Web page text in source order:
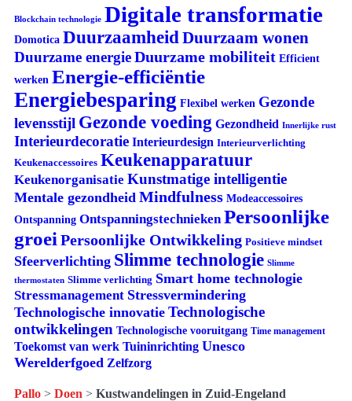
Blockchain technologie Digitale transformatie
Domotica Duurzaamheid Duurzaam wonen
Duurzame energieDuurzame mobiliteit Efficient
werken Energie-efficiëntie
Energiebesparing Flexibel werken Gezonde
levensstijl Gezonde voeding Gezondheid Innerlijke rust
Interieurdecoratie Interieurdesign Interieurverlichting
Keukenaccessoires Keukenapparatuur
Keukenorganisatie Kunstmatige intelligentie
Mentale gezondheid Mindfulness Modeaccessoires
Ontspanning Ontspanningstechnieken Persoonlijke
groei Persoonlijke Ontwikkeling Positieve mindset
Sfeerverlichting Slimme technologie Slimme
thermostaten Slimme verlichting Smart home technologie
Stressmanagement Stressvermindering
Technologische innovatie Technologische
ontwikkelingen Technologische vooruitgang Time management
Toekomst van werk Tuininrichting Unesco
Werelderfgoed Zelfzorg
Pallo > Doen > Kustwandelingen in Zuid-Engeland